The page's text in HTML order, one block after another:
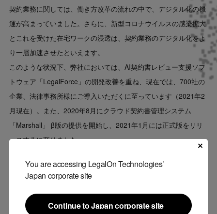
You are accessing LegalOn Technologies’
Japan corporate site
Continue to Japan corporate site
契約業務に関しては、働き方改革の流れの中で、デジタル化の機
運が高まっていました。さらに、 新型コロナウイルスの感染拡大
とこれを受けた在宅ワークの浸透は、契約業務のデジタル化をよ
り一層加速させたといえます。
このような状況下、弊社においては、AI契約書レビュー支援ソフ
トウェア「LegalForce」の開発改善を重ね、現在では、700社の
企業、法律事務所様にご導入いただくに至っています（2021年2
月現在）。また、2020年8月にクラウド契約書管理システム
「Marshall」 β版の提供を開始し、2021年1月には正式版をリリ
ースするに至りました。
価いただけたものと考えております。
なお、今回調達した資金は、開発体制、営業体制、認知獲得の強
化に活用してまいります。